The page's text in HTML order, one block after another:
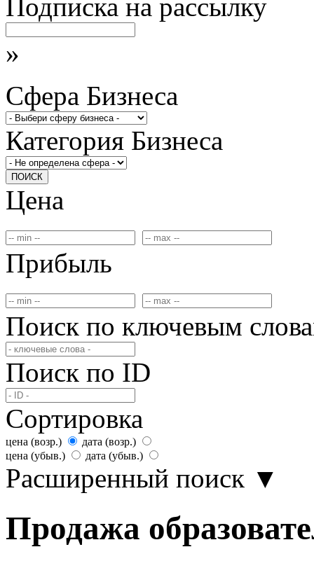
Подписка на рассылку
»
Сфера Бизнеса
Категория Бизнеса
ПОИСК
Цена
Прибыль
Поиск по ключевым
Поиск по ID
Сортировка
цена (возр.)
дата (возр.)
цена (убыв.)
дата (убыв.)
Расширенный поиск ▼
Продажа